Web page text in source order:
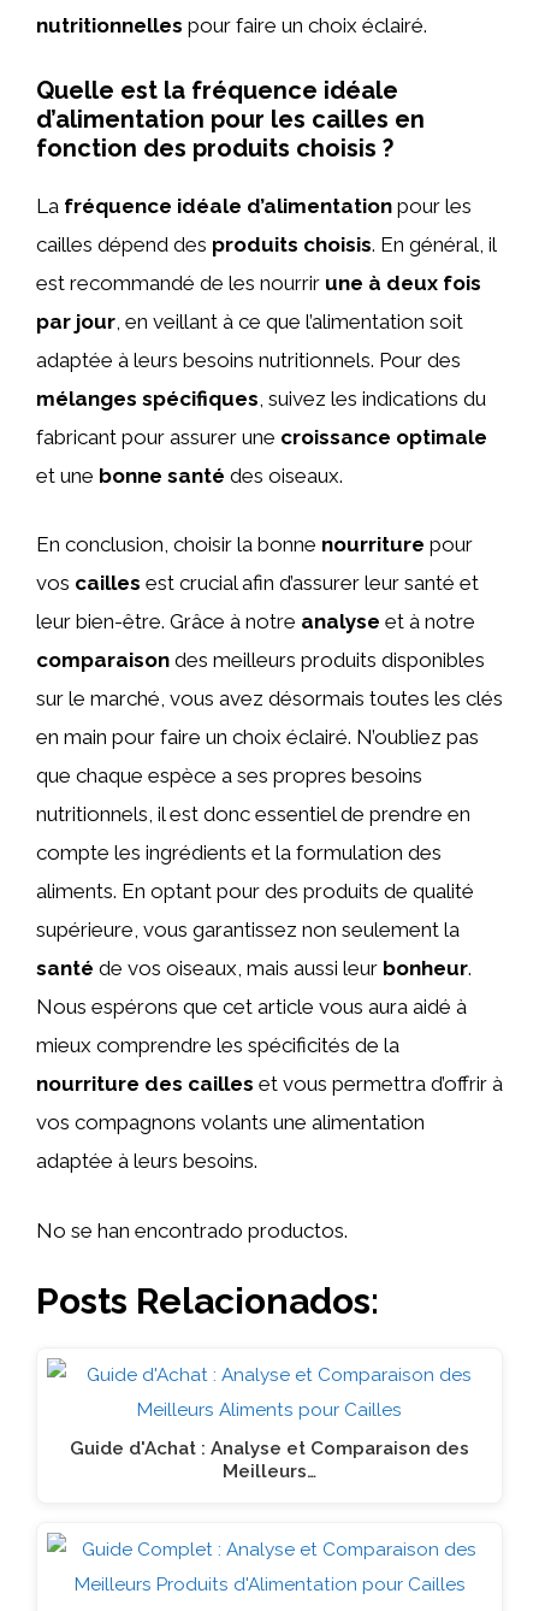
nutritionnelles pour faire un choix éclairé.
Quelle est la fréquence idéale
d’alimentation pour les cailles en
fonction des produits choisis ?
La fréquence idéale d’alimentation pour les
cailles dépend des produits choisis. En général, il
est recommandé de les nourrir une à deux fois
par jour , en veillant à ce que l’alimentation soit
adaptée à leurs besoins nutritionnels. Pour des
mélanges spécifiques , suivez les indications du
fabricant pour assurer une croissance optimale
et une bonne santé des oiseaux.
En conclusion, choisir la bonne nourriture pour
vos cailles est crucial afin d’assurer leur santé et
leur bien-être. Grâce à notre analyse et à notre
comparaison des meilleurs produits disponibles
sur le marché, vous avez désormais toutes les clés
en main pour faire un choix éclairé. N’oubliez pas
que chaque espèce a ses propres besoins
nutritionnels, il est donc essentiel de prendre en
compte les ingrédients et la formulation des
aliments. En optant pour des produits de qualité
supérieure, vous garantissez non seulement la
santé de vos oiseaux, mais aussi leur bonheur.
Nous espérons que cet article vous aura aidé à
mieux comprendre les spécificités de la
nourriture des cailles et vous permettra d’offrir à
vos compagnons volants une alimentation
adaptée à leurs besoins.
No se han encontrado productos.
Posts Relacionados:
Guide d'Achat : Analyse et Comparaison des
Meilleurs…